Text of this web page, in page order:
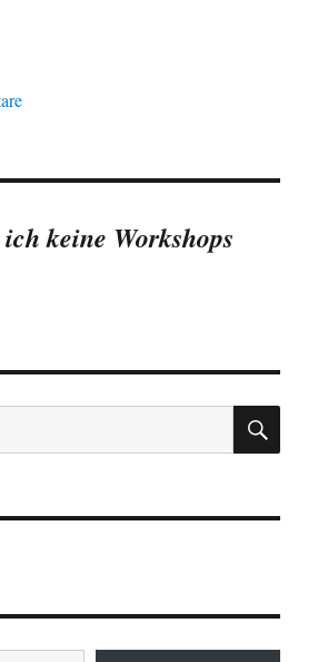
keine Workshops